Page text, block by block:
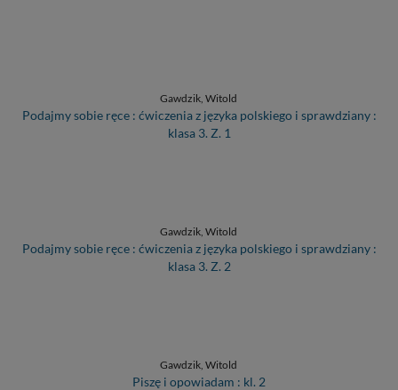
Gawdzik, Witold
Podajmy sobie ręce : ćwiczenia z języka polskiego i sprawdziany :
klasa 3. Z. 1
Gawdzik, Witold
Podajmy sobie ręce : ćwiczenia z języka polskiego i sprawdziany :
klasa 3. Z. 2
Gawdzik, Witold
Piszę i opowiadam : kl. 2